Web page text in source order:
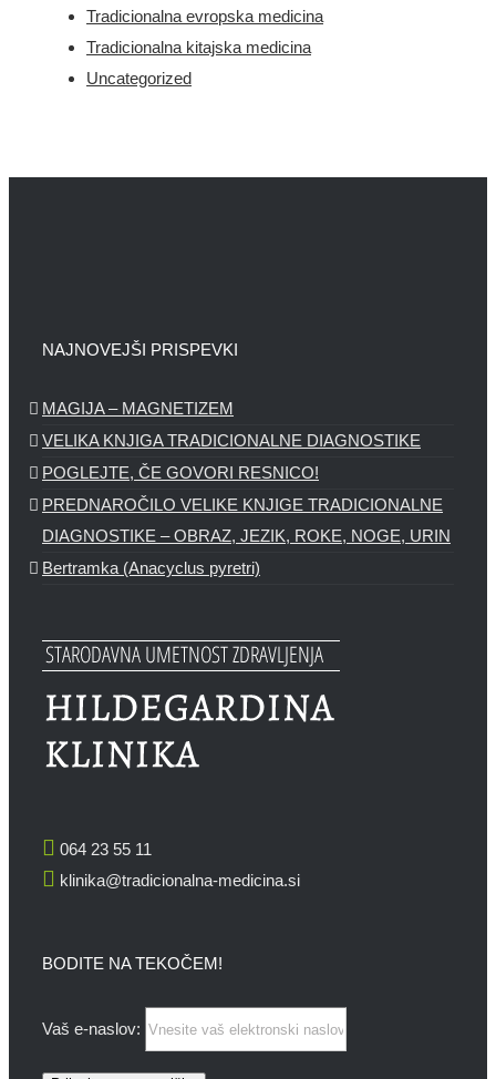
Tradicionalna evropska medicina
Tradicionalna kitajska medicina
Uncategorized
NAJNOVEJŠI PRISPEVKI
MAGIJA – MAGNETIZEM
VELIKA KNJIGA TRADICIONALNE DIAGNOSTIKE
POGLEJTE, ČE GOVORI RESNICO!
PREDNAROČILO VELIKE KNJIGE TRADICIONALNE
DIAGNOSTIKE – OBRAZ, JEZIK, ROKE, NOGE, URIN
Bertramka (Anacyclus pyretri)
064 23 55 11
klinika@tradicionalna-medicina.si
BODITE NA TEKOČEM!
Vaš e-naslov: